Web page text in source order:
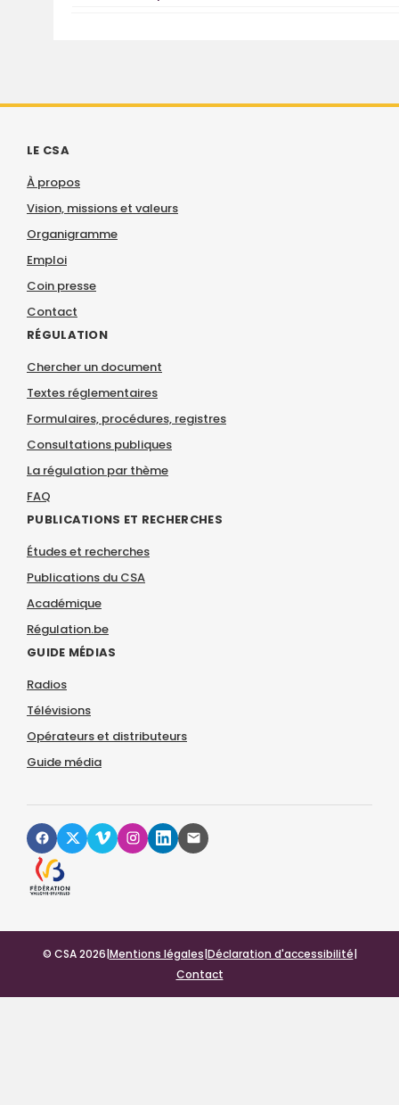
LE CSA
À propos
Vision, missions et valeurs
Organigramme
Emploi
Coin presse
Contact
RÉGULATION
Chercher un document
Textes réglementaires
Formulaires, procédures, registres
Consultations publiques
La régulation par thème
FAQ
PUBLICATIONS ET RECHERCHES
Études et recherches
Publications du CSA
Académique
Régulation.be
GUIDE MÉDIAS
Radios
Télévisions
Opérateurs et distributeurs
Guide média
© CSA 2026|Mentions légales|Déclaration d'accessibilité|
Contact